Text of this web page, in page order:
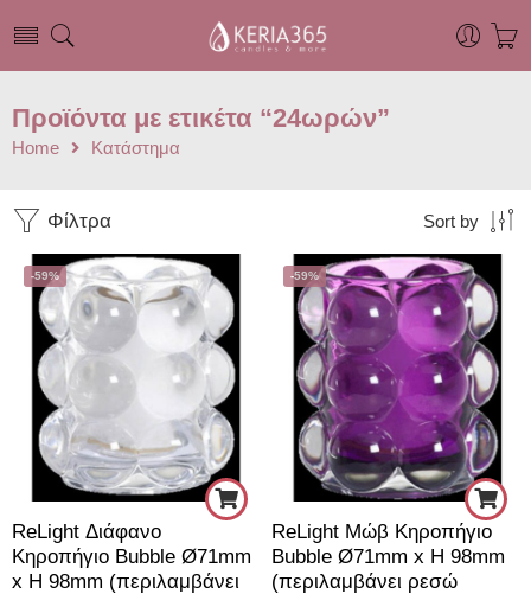
Προϊόντα με ετικέτα “24ωρών”
Home Κατάστημα
Φίλτρα Sort by
-59%
ReLight Διάφανο
Κηροπήγιο Bubble Ø71mm
x H 98mm (περιλαμβάνει
-59%
ReLight Μώβ Κηροπήγιο
Bubble Ø71mm x H 98mm
(περιλαμβάνει ρεσώ